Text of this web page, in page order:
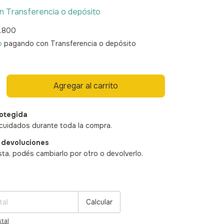
Transferencia o depósito
pagando con Transferencia o depósito
durante toda la compra.
podés cambiarlo por otro o devolverlo.
Calcular